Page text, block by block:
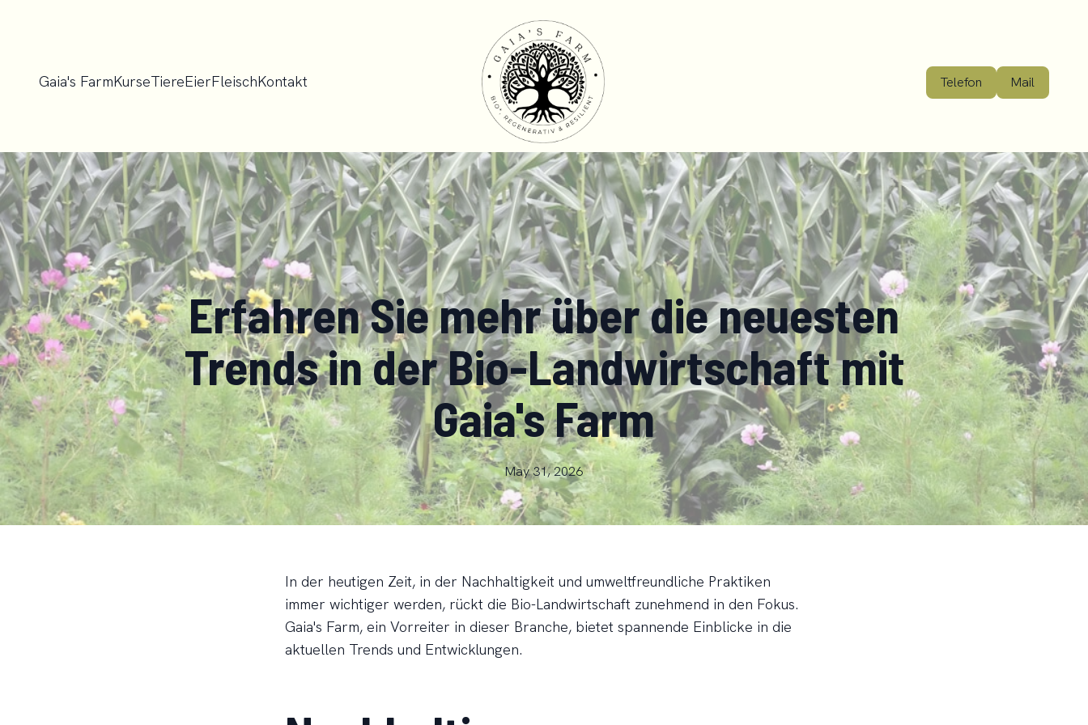
Gaia's FarmKurseTiereEierFleischKontakt Telefon Mail
Erfahren Sie mehr über die neuesten
Trends in der Bio-Landwirtschaft mit
Gaia's Farm
May 31, 2026
In der heutigen Zeit, in der Nachhaltigkeit und umweltfreundliche Praktiken
immer wichtiger werden, rückt die Bio-Landwirtschaft zunehmend in den Fokus.
Gaia's Farm, ein Vorreiter in dieser Branche, bietet spannende Einblicke in die
aktuellen Trends und Entwicklungen.